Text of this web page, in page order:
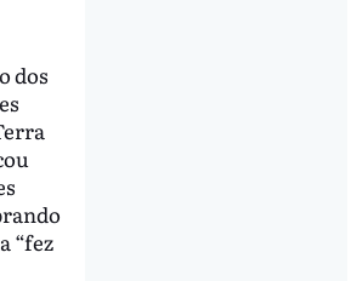
dos
“fez